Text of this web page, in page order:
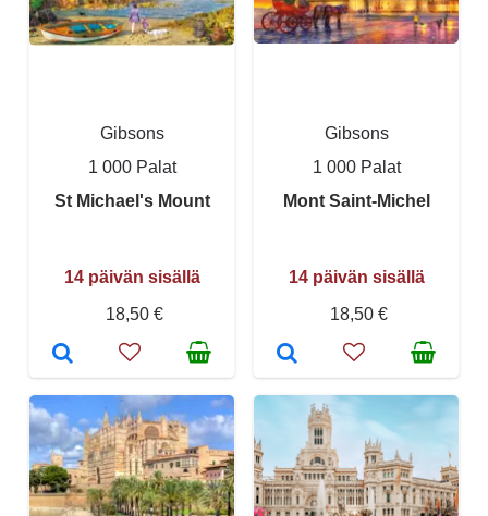
Gibsons
1 000 Palat
St Michael's Mount
14 päivän sisällä
18,50 €
Gibsons
1 000 Palat
Mont Saint-Michel
14 päivän sisällä
18,50 €